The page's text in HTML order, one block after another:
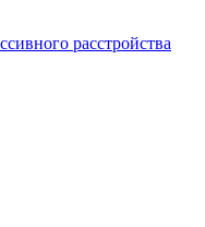
расстройства